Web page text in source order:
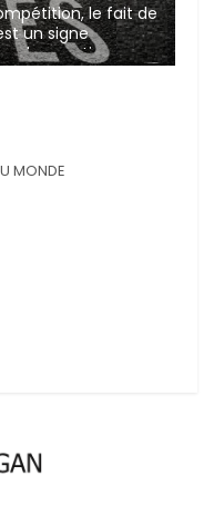
le fait de
un signe
de sanctions
MONDE